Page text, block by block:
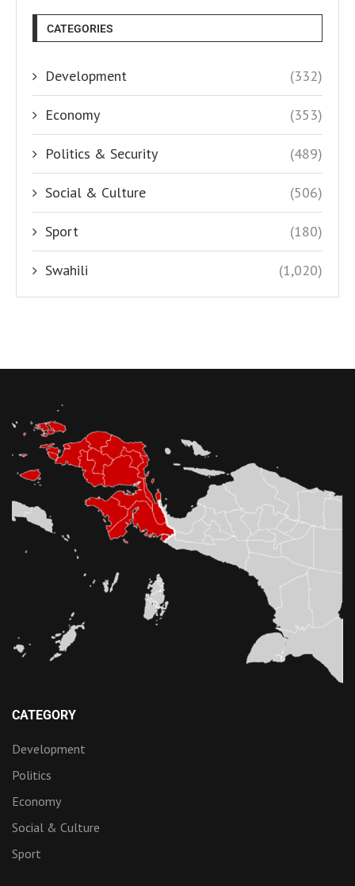
CATEGORIES
Development (332)
Economy (353)
Politics & Security (489)
Social & Culture (506)
Sport (180)
Swahili (1,020)
CATEGORY
Development
Politics
Economy
Social & Culture
Sport